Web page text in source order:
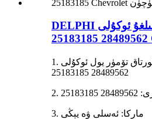
DELPHI ئەسلى يېقىلغۇ ئوكۇلى
1. مەھسۇلات نامى: ئورتاق تۆمۈر يول ئوكۇلى
28489562 25183185
3. ماركا: ئەسلى ۋە يېڭى